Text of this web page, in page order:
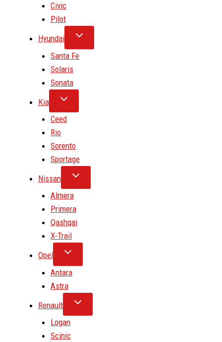
Civic
Pilot
Hyundai
Santa Fe
Solaris
Sonata
Kia
Ceed
Rio
Sorento
Sportage
Nissan
Almera
Primera
Qashqai
X-Trail
Opel
Antara
Astra
Renault
Logan
Scinic